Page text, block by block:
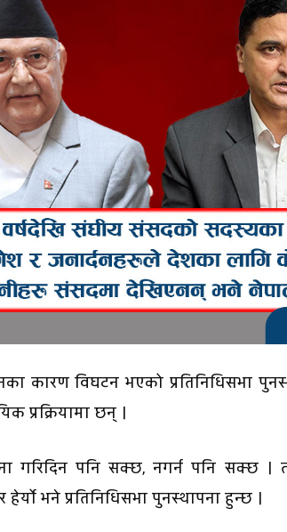
कारण विघटन भएको प्रतिनिधिसभा
प्रक्रियामा छन् ।
गरिदिन पनि सक्छ, नगर्न पनि सक्छ ।
भने प्रतिनिधिसभा पुनस्थापना हुन्छ ।